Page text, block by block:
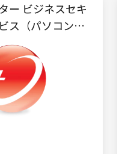
ー ビジネスセキ
ス（パソコン用